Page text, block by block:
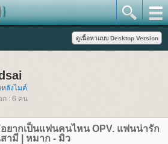
ลังไมค์
: 6 คน
ยากเป็นแฟนคนไหน OPV. แฟนน่ารัก
ามี | หมาก - มิว